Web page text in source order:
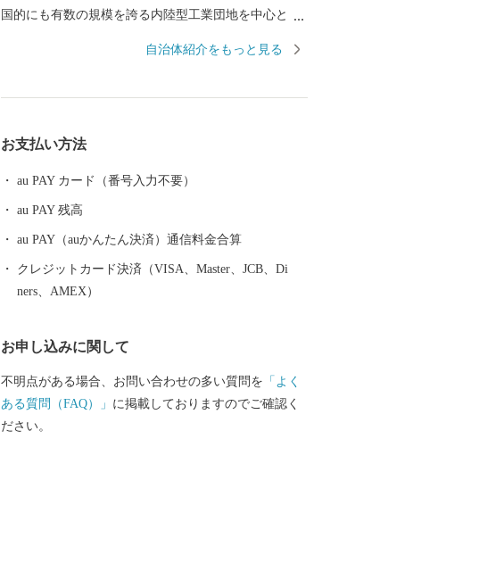
国的にも有数の規模を誇る内陸型工業団地を中心とし
かやまファーマーズ・マーケット ノースヴィレッジ」
自治体紹介をもっと見る
お支払い方法
au PAY カード（番号入力不要）
au PAY 残高
au PAY（auかんたん決済）通信料金合算
クレジットカード決済（VISA、Master、JCB、Di
ners、AMEX）
お申し込みに関して
不明点がある場合、お問い合わせの多い質問を 「よく
ある質問（FAQ）」 に掲載しておりますのでご確認く
ださい。